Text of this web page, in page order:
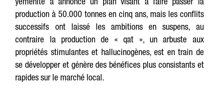
production à 50.000 tonnes en cinq ans, mais les conflits
successifs ont laissé les ambitions en suspens, au
contraire la production de « qat », un arbuste aux
propriétés stimulantes et hallucinogènes, est en train de
se développer et génère des bénéfices plus consistants et
rapides sur le marché local.